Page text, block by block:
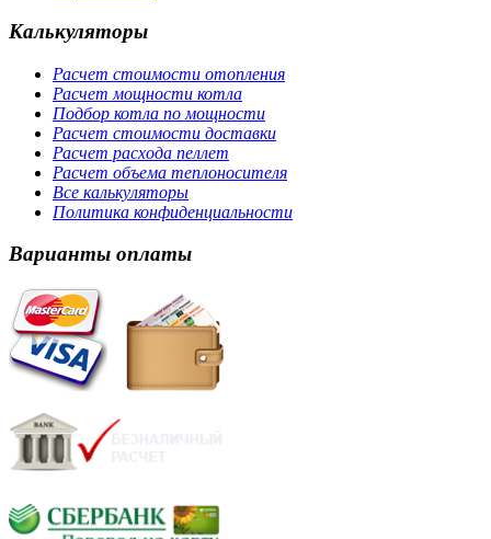
Калькуляторы
Расчет стоимости отопления
Расчет мощности котла
Подбор котла по мощности
Расчет стоимости доставки
Расчет расхода пеллет
Расчет объема теплоносителя
Все калькуляторы
Политика конфиденциальности
Варианты оплаты